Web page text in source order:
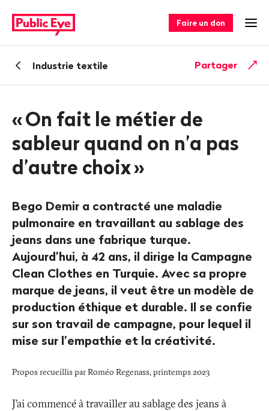
sur
publiceye.ch
rapide
Faire un don
RetourIndustrie textile Partager
«On fait le métier de
sableur quand on n’a pas
d’autre choix»
Bego Demir a contracté une maladie
pulmonaire en travaillant au sablage des
jeans dans une fabrique turque.
Aujourd’hui, à 42 ans, il dirige la Campagne
Clean Clothes en Turquie. Avec sa propre
marque de jeans, il veut être un modèle de
production éthique et durable. Il se confie
sur son travail de campagne, pour lequel il
mise sur l’empathie et la créativité.
Propos recueillis par Roméo Regenass, printemps 2023
J’ai commencé à travailler au sablage des jeans à